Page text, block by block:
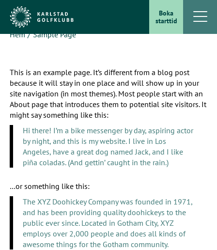
Boka
starttid
Hem Sample Page
This is an example page. It’s different from a blog post
because it will stay in one place and will show up in your
site navigation (in most themes). Most people start with an
About page that introduces them to potential site visitors. It
might say something like this:
Hi there! I’m a bike messenger by day, aspiring actor
by night, and this is my website. I live in Los
Angeles, have a great dog named Jack, and I like
piña coladas. (And gettin’ caught in the rain.)
…or something like this:
The XYZ Doohickey Company was founded in 1971,
and has been providing quality doohickeys to the
public ever since. Located in Gotham City, XYZ
employs over 2,000 people and does all kinds of
awesome things for the Gotham community.